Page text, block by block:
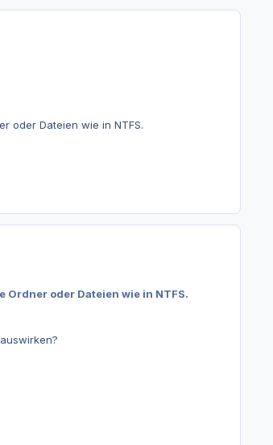
oder Dateien wie in NTFS.
oder Dateien wie in NTFS.